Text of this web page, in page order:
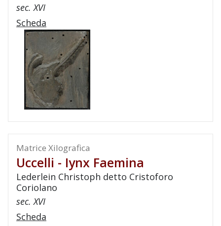
sec. XVI
Scheda
Matrice Xilografica
Uccelli - Iynx Faemina
Lederlein Christoph detto Cristoforo
Coriolano
sec. XVI
Scheda